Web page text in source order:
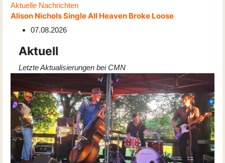
Aktuelle Nachrichten
Alison Nichols Single All Heaven Broke Loose
07.08.2026
Aktuell
Letzte Aktualisierungen bei CMN